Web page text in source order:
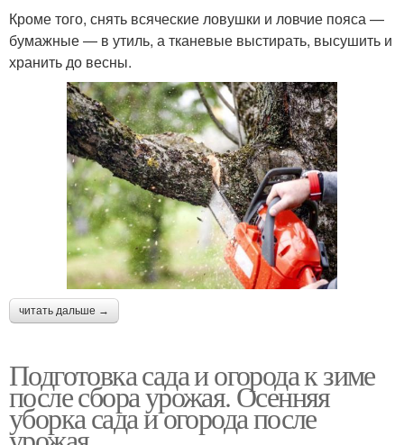
Кроме того, снять всяческие ловушки и ловчие пояса —
бумажные — в утиль, а тканевые выстирать, высушить и
хранить до весны.
читать дальше →
Подготовка сада и огорода к зиме
после сбора урожая. Осенняя
уборка сада и огорода после